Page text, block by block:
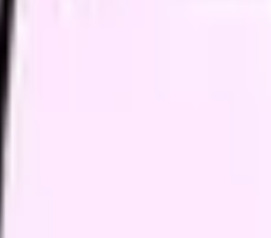
自分の状況を投稿できます。